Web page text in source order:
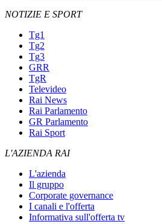
NOTIZIE E SPORT
Tg1
Tg2
Tg3
GRR
TgR
Televideo
Rai News
Rai Parlamento
GR Parlamento
Rai Sport
L'AZIENDA RAI
L'azienda
Il gruppo
Corporate governance
I canali e l'offerta
Informativa sull'offerta tv